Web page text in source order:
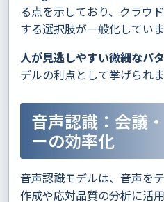
る点を示しており、クラウ
する選択肢が一般化していま
人が見逃しやすい微細なパ
デルの利点として挙げられま
音声認識：会議
ーの効率化
音声認識モデルは、音声を
作成や応対品質の分析に活用